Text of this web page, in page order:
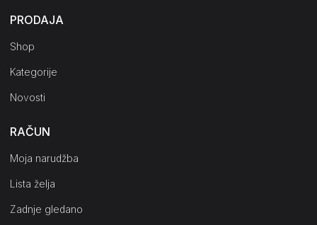
PRODAJA
Shop
Kategorije
Novosti
RAČUN
Moja narudžba
Lista želja
Zadnje gledano